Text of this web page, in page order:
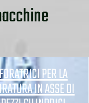
PER LA
IN ASSE DI